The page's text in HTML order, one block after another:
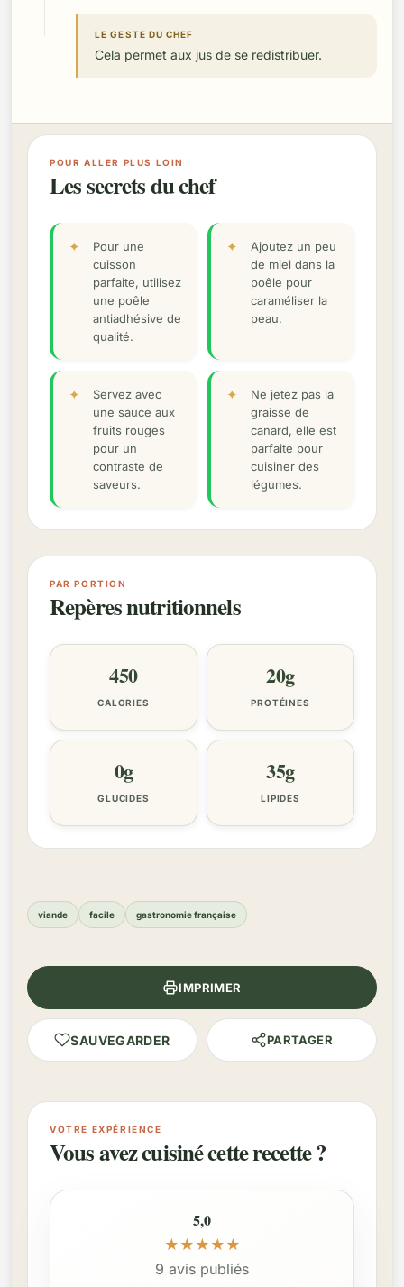
LE GESTE DU CHEF
Cela permet aux jus de se redistribuer.
POUR ALLER PLUS LOIN
Les secrets du chef
Pour une
cuisson
parfaite, utilisez
une poêle
antiadhésive de
qualité.
Ajoutez un peu
de miel dans la
poêle pour
caraméliser la
peau.
Servez avec
une sauce aux
fruits rouges
pour un
contraste de
saveurs.
Ne jetez pas la
graisse de
canard, elle est
parfaite pour
cuisiner des
légumes.
PAR PORTION
Repères nutritionnels
450
CALORIES
20g
PROTÉINES
0g
GLUCIDES
35g
LIPIDES
viande facile gastronomie française
IMPRIMER
SAUVEGARDER PARTAGER
VOTRE EXPÉRIENCE
Vous avez cuisiné cette recette ?
5,0
★ ★ ★ ★ ★
9 avis publiés